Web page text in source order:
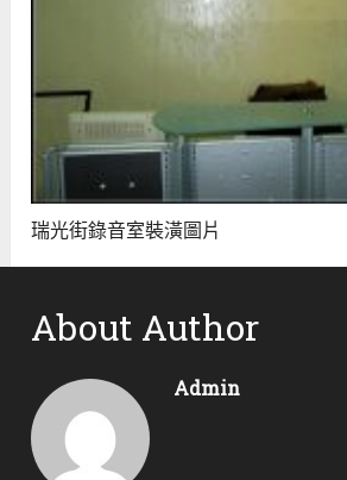
瑞光街錄音室裝潢圖片
About Author
Admin